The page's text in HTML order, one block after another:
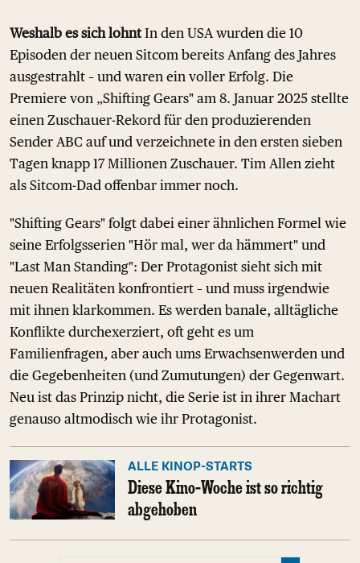
Weshalb es sich lohntIn den USA wurden die 10
Episoden der neuen Sitcom bereits Anfang des Jahres
ausgestrahlt – und waren ein voller Erfolg. Die
Premiere von „Shifting Gears" am 8. Januar 2025 stellte
einen Zuschauer-Rekord für den produzierenden
Sender ABC auf und verzeichnete in den ersten sieben
Tagen knapp 17 Millionen Zuschauer. Tim Allen zieht
als Sitcom-Dad offenbar immer noch.
"Shifting Gears" folgt dabei einer ähnlichen Formel wie
seine Erfolgsserien "Hör mal, wer da hämmert" und
"Last Man Standing": Der Protagonist sieht sich mit
neuen Realitäten konfrontiert – und muss irgendwie
mit ihnen klarkommen. Es werden banale, alltägliche
Konflikte durchexerziert, oft geht es um
Familienfragen, aber auch ums Erwachsenwerden und
die Gegebenheiten (und Zumutungen) der Gegenwart.
Neu ist das Prinzip nicht, die Serie ist in ihrer Machart
genauso altmodisch wie ihr Protagonist.
ALLE KINOP-STARTS
Diese Kino-Woche ist so richtig
abgehoben